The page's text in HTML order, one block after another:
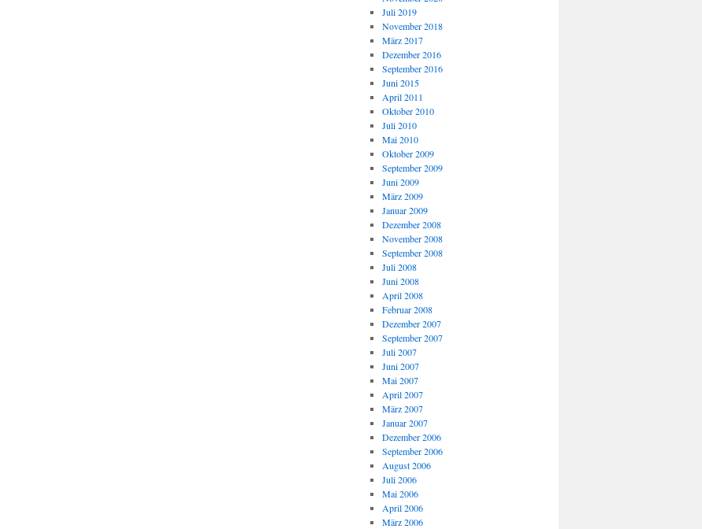
Juli 2019
November 2018
März 2017
Dezember 2016
September 2016
Juni 2015
April 2011
Oktober 2010
Juli 2010
Mai 2010
Oktober 2009
September 2009
Juni 2009
März 2009
Januar 2009
Dezember 2008
November 2008
September 2008
Juli 2008
Juni 2008
April 2008
Februar 2008
Dezember 2007
September 2007
Juli 2007
Juni 2007
Mai 2007
April 2007
März 2007
Januar 2007
Dezember 2006
September 2006
August 2006
Juli 2006
Mai 2006
April 2006
März 2006